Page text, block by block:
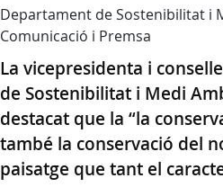
Departament de Sostenibilitat i
Comunicació i Premsa
La vicepresidenta i
de Sostenibilitat i Medi
destacat que la “la
també la conservació del
paisatge que tant el